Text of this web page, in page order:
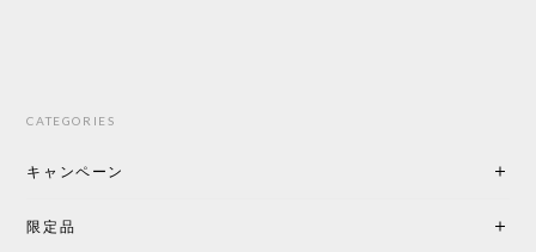
CATEGORIES
キャンペーン
限定品